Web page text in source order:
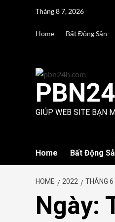
Tháng 8 7, 2026
Home Bất Động Sản
GIÚP WEB SITE BẠN
Home Bất Động
HOME 2022 THÁNG 6
Ngày: